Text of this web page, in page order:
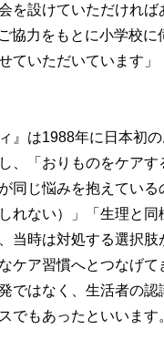
を設けていただければ
協力をもとに小学校に
ていただいています」
』は1988年に日本初
、「おりものをケアす
同じ悩みを抱えている
れない）」「生理と
当時は対処する選択肢
ケア習慣へとつなげて
ではなく、生活者の認
でもあったといいます